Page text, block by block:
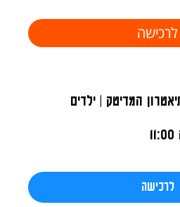
לרכישה
המדיטק | ילדים
לרכישה